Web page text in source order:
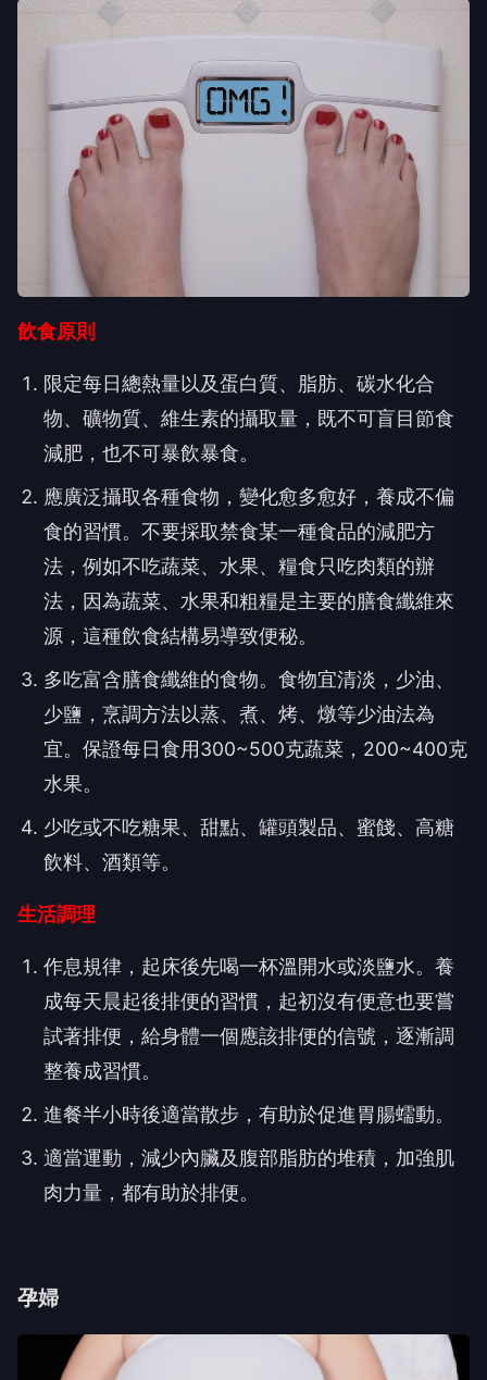
飲食原則
限定每日總熱量以及蛋白質、脂肪、碳水化合
物、礦物質、維生素的攝取量，既不可盲目節食
減肥，也不可暴飲暴食。
應廣泛攝取各種食物，變化愈多愈好，養成不偏
食的習慣。不要採取禁食某一種食品的減肥方
法，例如不吃蔬菜、水果、糧食只吃肉類的辦
法，因為蔬菜、水果和粗糧是主要的膳食纖維來
源，這種飲食結構易導致便秘。
多吃富含膳食纖維的食物。食物宜清淡，少油、
少鹽，烹調方法以蒸、煮、烤、燉等少油法為
宜。保證每日食用300~500克蔬菜，200~400克
水果。
少吃或不吃糖果、甜點、罐頭製品、蜜餞、高糖
飲料、酒類等。
生活調理
作息規律，起床後先喝一杯溫開水或淡鹽水。養
成每天晨起後排便的習慣，起初沒有便意也要嘗
試著排便，給身體一個應該排便的信號，逐漸調
整養成習慣。
進餐半小時後適當散步，有助於促進胃腸蠕動。
適當運動，減少內臟及腹部脂肪的堆積，加強肌
肉力量，都有助於排便。
孕婦